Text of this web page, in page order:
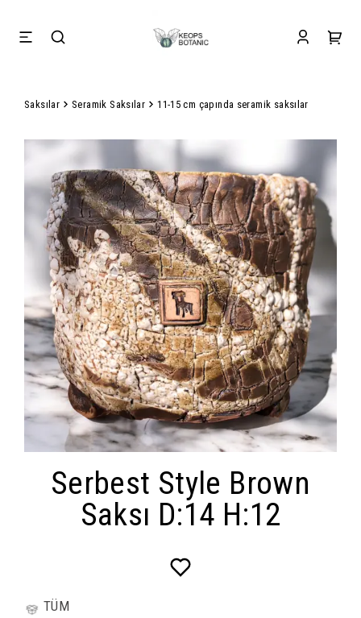
Saksılar Seramik Saksılar 11-15 cm çapında seramik saksılar
Serbest Style Brown
Saksı D:14 H:12
TÜM